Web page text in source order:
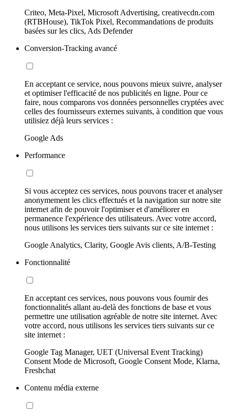
Criteo, Meta-Pixel, Microsoft Advertising, creativecdn.com
(RTBHouse), TikTok Pixel, Recommandations de produits
basées sur les clics, Ads Defender
Conversion-Tracking avancé
En acceptant ce service, nous pouvons mieux suivre, analyser
et optimiser l'efficacité de nos publicités en ligne. Pour ce
faire, nous comparons vos données personnelles cryptées avec
celles des fournisseurs externes suivants, à condition que vous
utilisiez déjà leurs services :
Google Ads
Performance
Si vous acceptez ces services, nous pouvons tracer et analyser
anonymement les clics effectués et la navigation sur notre site
internet afin de pouvoir l'optimiser et d'améliorer en
permanence l'expérience des utilisateurs. Avec votre accord,
nous utilisons les services tiers suivants sur ce site internet :
Google Analytics, Clarity, Google Avis clients, A/B-Testing
Fonctionnalité
En acceptant ces services, nous pouvons vous fournir des
fonctionnalités allant au-delà des fonctions de base et vous
permettre une utilisation agréable de notre site internet. Avec
votre accord, nous utilisons les services tiers suivants sur ce
site internet :
Google Tag Manager, UET (Universal Event Tracking)
Consent Mode de Microsoft, Google Consent Mode, Klarna,
Freshchat
Contenu média externe